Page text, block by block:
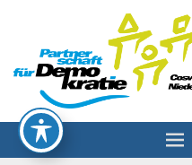
Partnerschaft